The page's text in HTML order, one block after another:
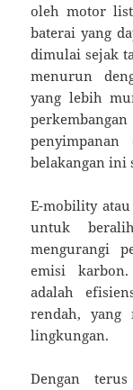
oleh motor
baterai yang
dimulai sejak
menurun
yang lebih
belakangan ini
E-mobility
untuk
mengurangi
emisi
adalah
rendah, yang
lingkungan.
Dengan